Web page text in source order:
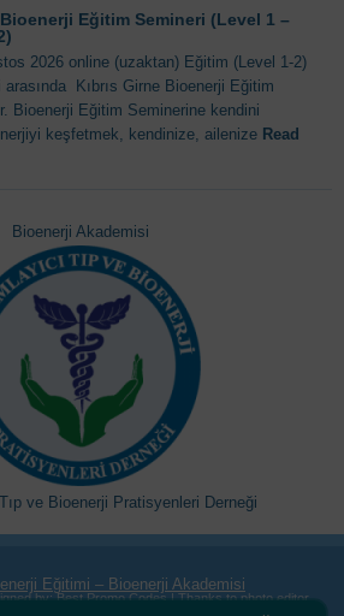
Bioenerji Eğitim Semineri (Level 1 –
2026 online (uzaktan) Eğitim (Level 1-2)
arasında Kıbrıs Girne Bioenerji Eğitim
Bioenerji Eğitim Seminerine kendini
keşfetmek, kendinize, ailenize Read
Bioenerji Akademisi
ve Bioenerji Pratisyenleri Derneği
Eğitimi – Bioenerji Akademisi
by:Best Promo Codes | Thanks to photo editor